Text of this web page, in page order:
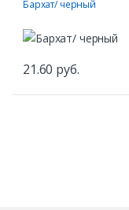
Бархат/ черный
21.60 руб.